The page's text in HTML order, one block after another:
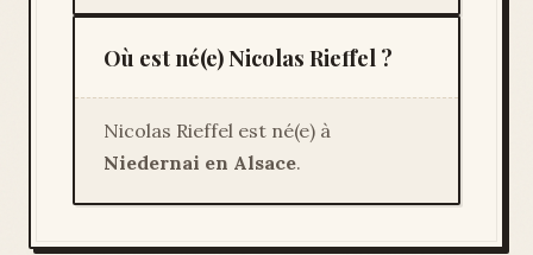
Où est né(e) Nicolas Rieffel ?
Nicolas Rieffel est né(e) à
Niedernai en Alsace.